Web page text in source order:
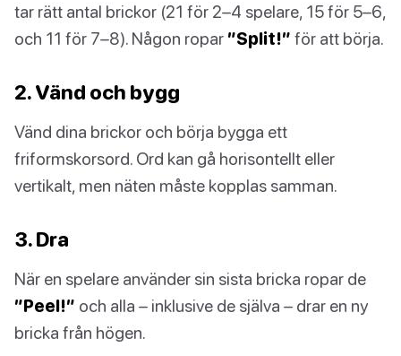
tar rätt antal brickor (21 för 2–4 spelare, 15 för 5–6,
och 11 för 7–8). Någon ropar ”Split!” för att börja.
2. Vänd och bygg
Vänd dina brickor och börja bygga ett
friformskorsord. Ord kan gå horisontellt eller
vertikalt, men näten måste kopplas samman.
3. Dra
När en spelare använder sin sista bricka ropar de
”Peel!” och alla – inklusive de själva – drar en ny
bricka från högen.